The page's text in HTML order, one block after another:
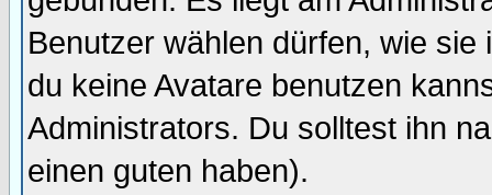
Benutzer wählen dürfen, wie
du keine Avatare benutzen
Administrators. Du solltest ihn
einen guten haben).